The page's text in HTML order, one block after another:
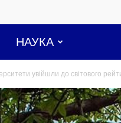
НАУКА
увійшли до світового